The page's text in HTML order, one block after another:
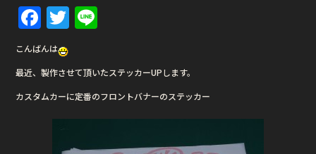
F
a
c
e
b
o
T
w
it
te
r
e
こんばんは
最近、製作させて頂いたステッカーUPします。
カスタムカーに定番のフロントバナーのステッカー